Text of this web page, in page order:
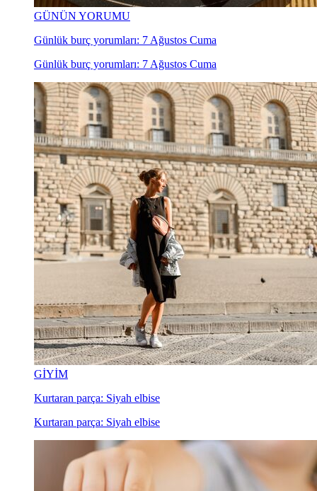
GÜNÜN YORUMU
Günlük burç yorumları: 7 Ağustos Cuma
Günlük burç yorumları: 7 Ağustos Cuma
GİYİM
Kurtaran parça: Siyah elbise
Kurtaran parça: Siyah elbise